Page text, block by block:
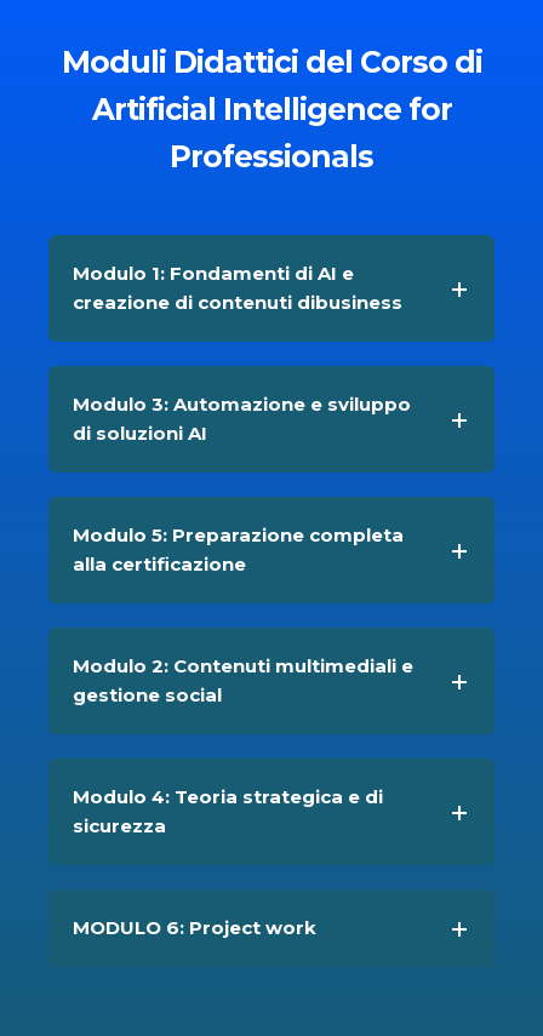
Moduli Didattici del Corso di
Artificial Intelligence for
Professionals
Modulo 1: Fondamenti di AI e
creazione di contenuti dibusiness
Modulo 3: Automazione e sviluppo
di soluzioni AI
Modulo 5: Preparazione completa
alla certificazione
Modulo 2: Contenuti multimediali e
gestione social
Modulo 4: Teoria strategica e di
sicurezza
MODULO 6: Project work